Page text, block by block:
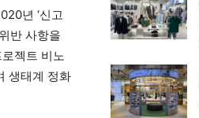
년 ‘신고
반 사항을
젝트 비노
생태계 정화